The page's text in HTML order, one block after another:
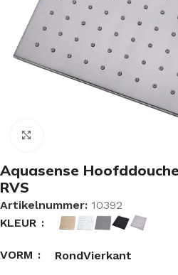
Aquasense
RVS
Artikelnummer: 10392
KLEUR
VORM RondVierkant